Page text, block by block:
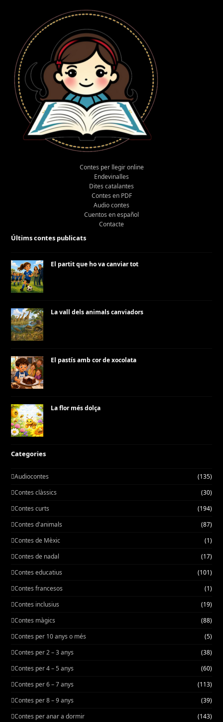
Contes per llegir online
Endevinalles
Dites catalantes
Contes en PDF
Audio contes
Cuentos en español
Contacte
Últims contes publicats
El partit que ho va canviar tot
La vall dels animals canviadors
El pastís amb cor de xocolata
La flor més dolça
Categories
Audiocontes
(135)
Contes clàssics
(30)
Contes curts
(194)
Contes d'animals
(87)
Contes de Mèxic
(1)
Contes de nadal
(17)
Contes educatius
(101)
Contes francesos
(1)
Contes inclusius
(19)
Contes màgics
(88)
Contes per 10 anys o més
(5)
Contes per 2 – 3 anys
(38)
Contes per 4 – 5 anys
(60)
Contes per 6 – 7 anys
(113)
Contes per 8 – 9 anys
(39)
Contes per anar a dormir
(143)